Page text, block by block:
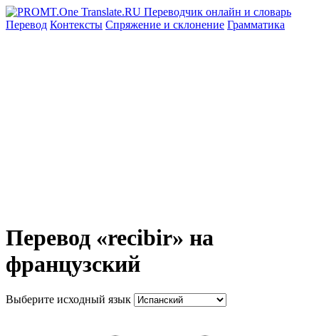
Перевод Контексты Спряжение и склонение Грамматика
Перевод «recibir» на
французский
Выберите исходный язык